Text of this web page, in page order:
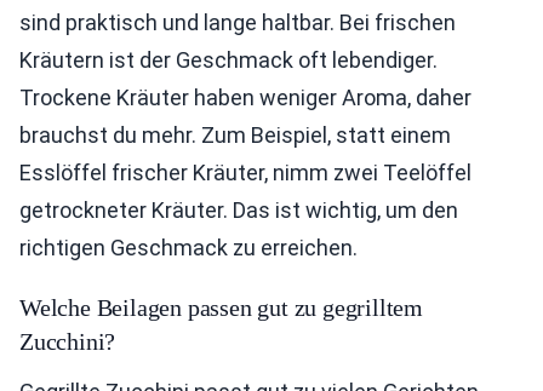
sind praktisch und lange haltbar. Bei frischen
Kräutern ist der Geschmack oft lebendiger.
Trockene Kräuter haben weniger Aroma, daher
brauchst du mehr. Zum Beispiel, statt einem
Esslöffel frischer Kräuter, nimm zwei Teelöffel
getrockneter Kräuter. Das ist wichtig, um den
richtigen Geschmack zu erreichen.
Welche Beilagen passen gut zu gegrilltem
Zucchini?